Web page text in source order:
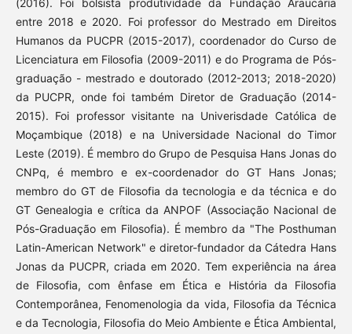
(2016). Foi bolsista produtividade da Fundação Araucária
entre 2018 e 2020. Foi professor do Mestrado em Direitos
Humanos da PUCPR (2015-2017), coordenador do Curso de
Licenciatura em Filosofia (2009-2011) e do Programa de Pós-
graduação - mestrado e doutorado (2012-2013; 2018-2020)
da PUCPR, onde foi também Diretor de Graduação (2014-
2015). Foi professor visitante na Univerisdade Católica de
Moçambique (2018) e na Universidade Nacional do Timor
Leste (2019). É membro do Grupo de Pesquisa Hans Jonas do
CNPq, é membro e ex-coordenador do GT Hans Jonas;
membro do GT de Filosofia da tecnologia e da técnica e do
GT Genealogia e crítica da ANPOF (Associação Nacional de
Pós-Graduação em Filosofia). É membro da "The Posthuman
Latin-American Network" e diretor-fundador da Cátedra Hans
Jonas da PUCPR, criada em 2020. Tem experiência na área
de Filosofia, com ênfase em Ética e História da Filosofia
Contemporânea, Fenomenologia da vida, Filosofia da Técnica
e da Tecnologia, Filosofia do Meio Ambiente e Ética Ambiental,